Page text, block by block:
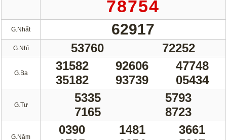
78754
G.Nhất 62917
G.Nhì 53760 72252
G.Ba
31582 92606
47748
35182
93739 05434
G.Tư
5335
5793
7165
8723
G.Năm
0390 1481
3661